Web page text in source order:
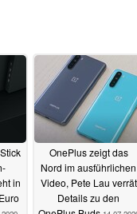
in
OnePlus zeigt das
Nord im ausführlichen
Video, Pete Lau verrät
Details zu den